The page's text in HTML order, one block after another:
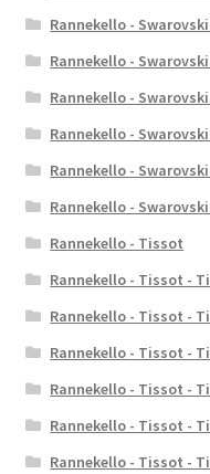
Rannekello -
Rannekello -
Rannekello -
Rannekello -
Rannekello -
Rannekello -
Rannekello - Tissot
Rannekello - Tissot -
Rannekello - Tissot -
Rannekello - Tissot -
Rannekello - Tissot -
Rannekello - Tissot -
Rannekello - Tissot -